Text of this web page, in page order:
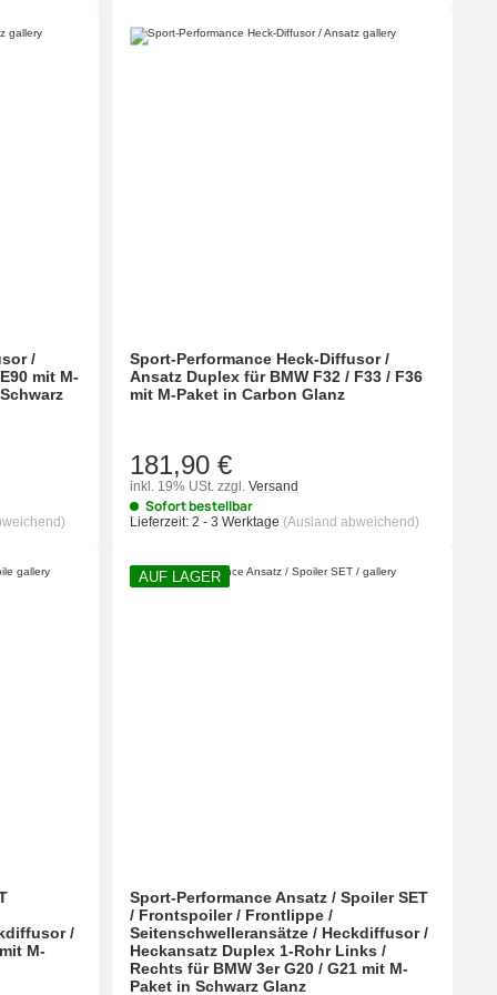
/
mit M-
Sport-Performance Heck-Diffusor /
Ansatz Duplex für BMW F32 / F33 / F36
mit M-Paket in Carbon Glanz
181,90 €
inkl. 19% USt. zzgl. Versand
Sofort bestellbar
Lieferzeit: 2 - 3 Werktage (Ausland abweichend)
/
M-
AUF LAGER
Sport-Performance Ansatz / Spoiler SET
/ Frontspoiler / Frontlippe /
Seitenschwelleransätze / Heckdiffusor /
Heckansatz Duplex 1-Rohr Links /
Rechts für BMW 3er G20 / G21 mit M-
Paket in Schwarz Glanz